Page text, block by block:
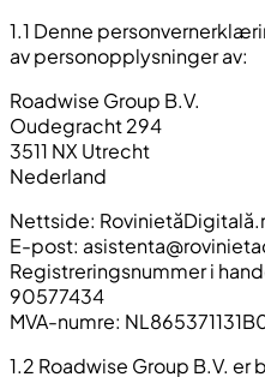
1.1 Denne
av personopplysninger av:
Roadwise Group B.V.
Oudegracht 294
3511 NX Utrecht
Nederland
Nettside:
E-post:
Registreringsnummer i
90577434
MVA-numre:
1.2 Roadwise Group B.V. er